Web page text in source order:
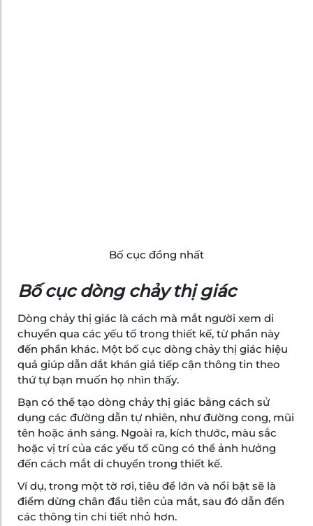
Bố cục đồng nhất
Bố cục dòng chảy thị giác
Dòng chảy thị giác là cách mà mắt người xem di
chuyển qua các yếu tố trong thiết kế, từ phần này
đến phần khác. Một bố cục dòng chảy thị giác hiệu
quả giúp dẫn dắt khán giả tiếp cận thông tin theo
thứ tự bạn muốn họ nhìn thấy.
Bạn có thể tạo dòng chảy thị giác bằng cách sử
dụng các đường dẫn tự nhiên, như đường cong, mũi
tên hoặc ánh sáng. Ngoài ra, kích thước, màu sắc
hoặc vị trí của các yếu tố cũng có thể ảnh hưởng
đến cách mắt di chuyển trong thiết kế.
Ví dụ, trong một tờ rơi, tiêu đề lớn và nổi bật sẽ là
điểm dừng chân đầu tiên của mắt, sau đó dẫn đến
các thông tin chi tiết nhỏ hơn.